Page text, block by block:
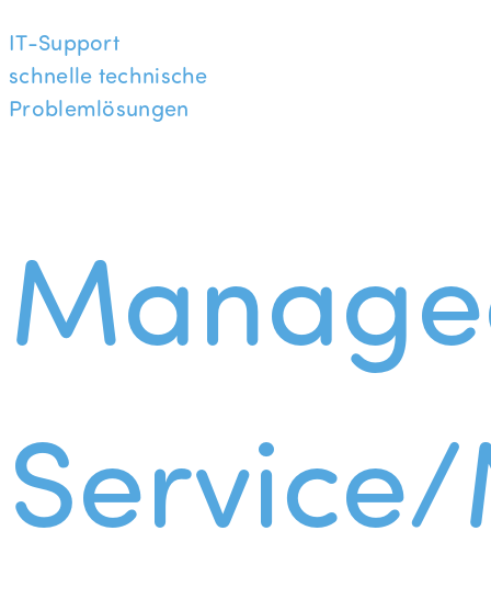
IT-Support
schnelle technische
Problemlösungen